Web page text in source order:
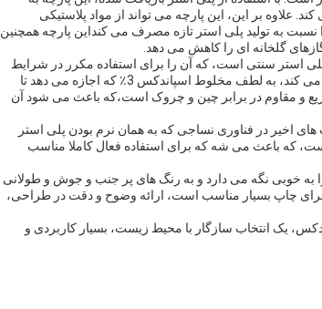
بر این، این پارچه می تواند از مواد پلاستیکی
نسبت به تولید پلی استر تازه مصرف می کنداین پارچه همچنین
گلخانه ای را کاهش می دهد.
پلی استر سنتی است، که آن را برای استفاده مکرر در شرایط
سخت مناسب می کند.همچنین شکل و یکپارچگی ساختاری خود را حفظ می کند، به لطف مخلوط اسپاندکس 3٪ که اجازه می دهد تا
مقاوم در برابر چین و چروک است،که باعث می شود آن
اخیر در فناوری نساجی که به همان نرم بودن پلی استر
که باعث می شه که برای استفاده فعال کاملا مناسب
را به خوبی نگه می دارد و به رنگ های پر جنب و جوش و طولانی
چاپ بسیار مناسب است، ارائه وضوح و دقت در طراحی،
درصد پلی استر بازیافت شده و 3 درصد اسپاندکس، یک انتخاب سازگار با محیط زیست، بسیار کاربردی و